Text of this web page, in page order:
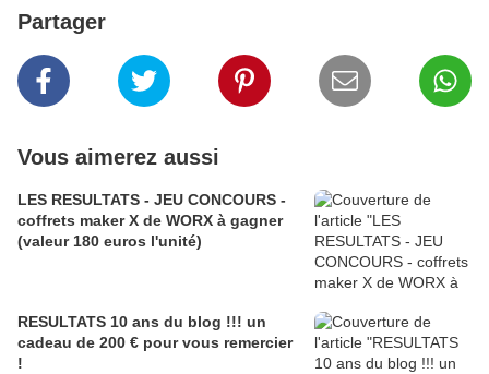
Partager
Vous aimerez aussi
LES RESULTATS - JEU CONCOURS -
coffrets maker X de WORX à gagner
(valeur 180 euros l'unité)
RESULTATS 10 ans du blog !!! un
cadeau de 200 € pour vous remercier
!